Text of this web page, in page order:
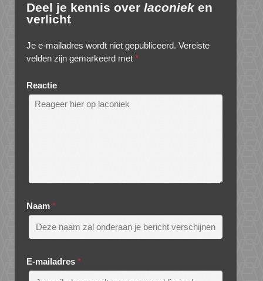
Deel je kennis over laconiek en
verlicht
Je e-mailadres wordt niet gepubliceerd. Vereiste
velden zijn gemarkeerd met *
Reactie
Naam *
E-mailadres *